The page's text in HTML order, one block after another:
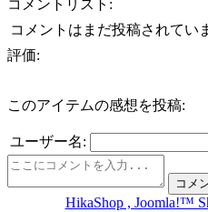
コメントリスト:
コメントはまだ投稿されてい
評価:
このアイテムの感想を投稿:
ユーザー名:
HikaShop , Joomla!™